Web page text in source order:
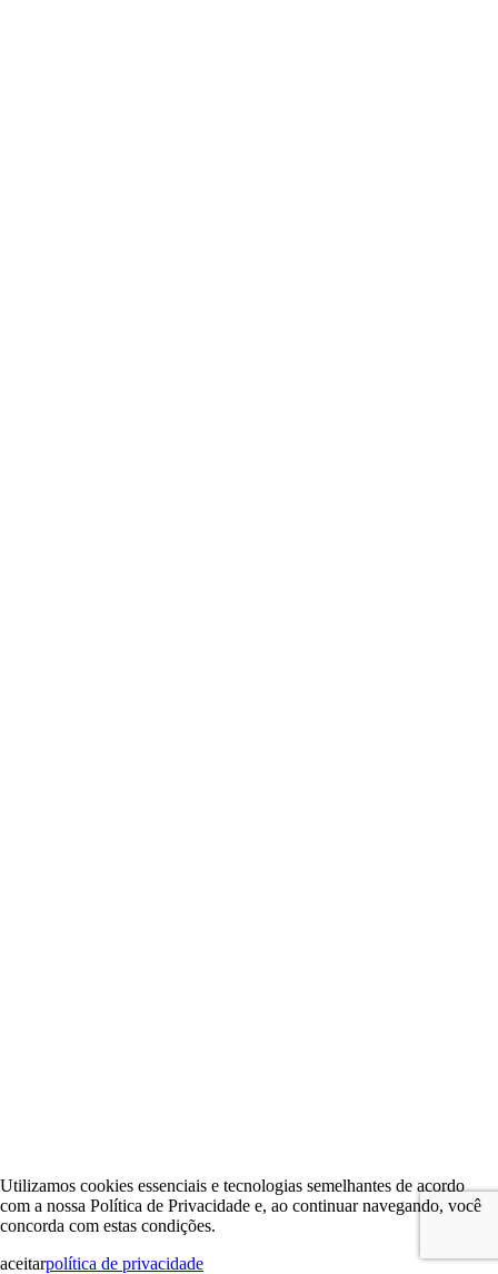
Utilizamos cookies essenciais e tecnologias semelhantes de acordo
com a nossa Política de Privacidade e, ao continuar navegando, você
concorda com estas condições.
aceitarpolítica de privacidade